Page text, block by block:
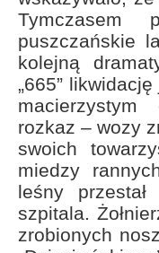
Tymczasem
puszczańskie
kolejną
„665”
macierzystym
rozkaz – wozy
swoich
miedzy
leśny
szpitala.
zrobionych